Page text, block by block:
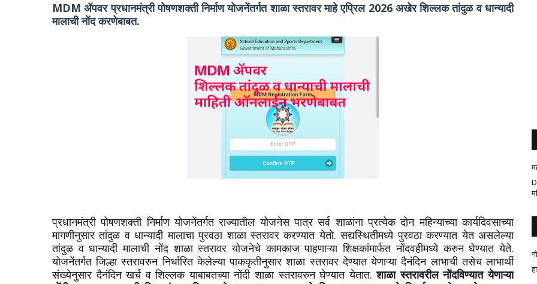
MDM ॲपवर प्रधानमंत्री पोषणशक्ती निर्माण योजनेंतर्गत शाळा स्तरावर माहे एप्रिल 2026 अखेर शिल्लक तांदुळ व धान्यादी
मालाची नोंद करणेबाबत.
प्रधानमंत्री पोषणशक्ती निर्माण योजनेंतर्गत राज्यातील योजनेस पात्र सर्व शाळांना प्रत्येक दोन महिन्याच्या कार्यदिवसाच्या
मागणीनुसार तांदुळ व धान्यादी मालाचा पुरवठा शाळा स्तरावर करण्यात येतो. सद्यस्थितीमध्ये पुरवठा करण्यात येत असलेल्या
तांदुळ व धान्यादी मालाची नोंद शाळा स्तरावर योजनेचे कामकाज पाहणाऱ्या शिक्षकांमार्फत नोंदवहीमध्ये करुन घेण्यात येते.
योजनेंतर्गत जिल्हा स्तरावरुन निर्धारित केलेल्या पाककृतीनुसार शाळा स्तरावर देण्यात येणाऱ्या दैनंदिन लाभाची तसेच लाभार्थी
संख्येनुसार दैनंदिन खर्च व शिल्लक याबाबतच्या नोंदी शाळा स्तरावरुन घेण्यात येतात.शाळा स्तरावरील नोंदविण्यात येणाऱ्या